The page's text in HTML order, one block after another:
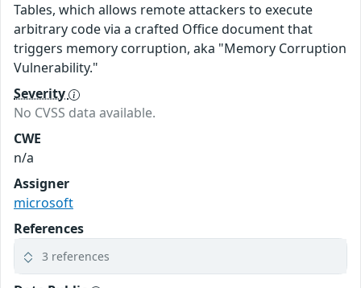
Tables, which allows remote attackers to execute
arbitrary code via a crafted Office document that
triggers memory corruption, aka "Memory Corruption
Vulnerability."
Severity
No CVSS data available.
CWE
n/a
Assigner
microsoft
References
3 references